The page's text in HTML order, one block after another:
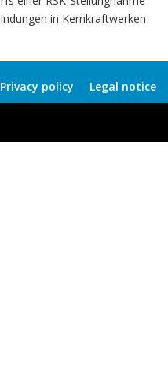
in Kernkraftwerken
Legal notice
Privacy policy